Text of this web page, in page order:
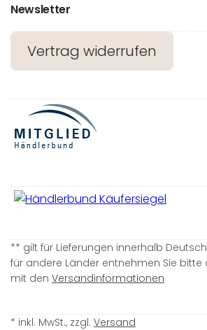
Newsletter
Vertrag widerrufen
** gilt für Lieferungen innerhalb
für andere Länder entnehmen Sie bitte
mit den Versandinformationen
* inkl. MwSt., zzgl. Versand